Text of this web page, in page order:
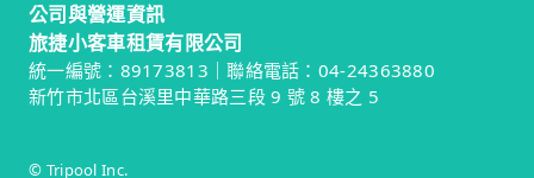
公司與營運資訊
旅捷小客車租賃有限公司
統一編號：89173813｜聯絡電話：04-24363880
新竹市北區台溪里中華路三段 9 號 8 樓之 5
© Tripool Inc.